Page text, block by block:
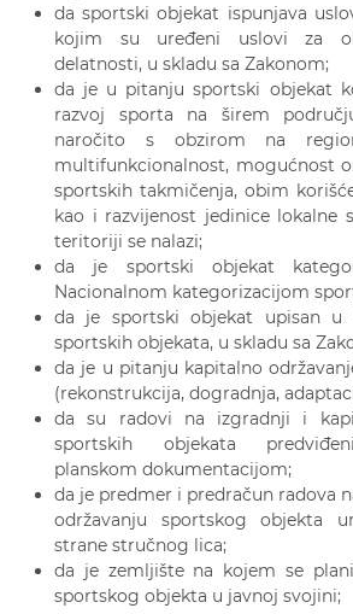
da sportski objekat ispunjava
kojim su uređeni uslovi za
delatnosti, u skladu sa Zakonom;
da je u pitanju sportski objekat
razvoj sporta na širem
naročito s obzirom na
multifunkcionalnost, mogućnost
sportskih takmičenja, obim
kao i razvijenost jedinice lokalne
teritoriji se nalazi;
da je sportski objekat
Nacionalnom kategorizacijom
da je sportski objekat upisan u
sportskih objekata, u skladu sa
da je u pitanju kapitalno
(rekonstrukcija, dogradnja,
da su radovi na izgradnji i
sportskih objekata
planskom dokumentacijom;
da je predmer i predračun radova
održavanju sportskog objekta
strane stručnog lica;
da je zemljište na kojem se
sportskog objekta u javnoj svojini;